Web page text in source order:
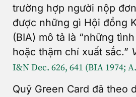
trường hợp người nộp
được những gì Hội đồng
(BIA) mô tả là “những
hoặc thậm chí xuất sắc.”
I&N Dec. 626, 641 (BIA 1974;
Quỹ Green Card đã theo